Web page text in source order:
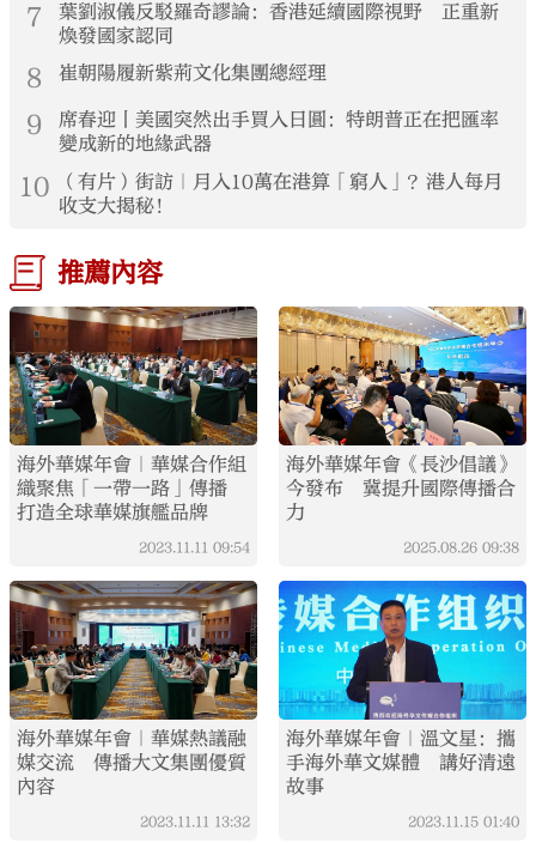
7
葉劉淑儀反駁羅奇謬論：香港延續國際視野 正重新
煥發國家認同
8 崔朝陽履新紫荊文化集團總經理
9
席春迎丨美國突然出手買入日圓：特朗普正在把匯率
變成新的地緣武器
10
（有片）街訪｜月入10萬在港算「窮人」？港人每月
收支大揭秘！
推薦內容
海外華媒年會｜華媒合作組
織聚焦「一帶一路」傳播
打造全球華媒旗艦品牌
2023.11.11 09:54
海外華媒年會《長沙倡議》
今發布 冀提升國際傳播合
力
2025.08.26 09:38
海外華媒年會｜華媒熱議融
媒交流 傳播大文集團優質
內容
2023.11.11 13:32
海外華媒年會｜溫文星：攜
手海外華文媒體 講好清遠
故事
2023.11.15 01:40